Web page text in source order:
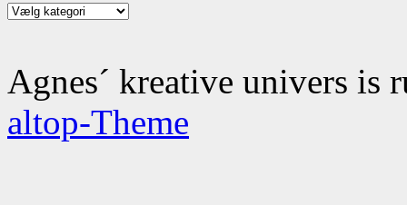
Kategorier
Agnes´ kreative univers
altop-Theme